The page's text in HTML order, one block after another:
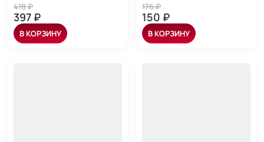
418 ₽
397 ₽
В КОРЗИНУ
176 ₽
150 ₽
В КОРЗИНУ